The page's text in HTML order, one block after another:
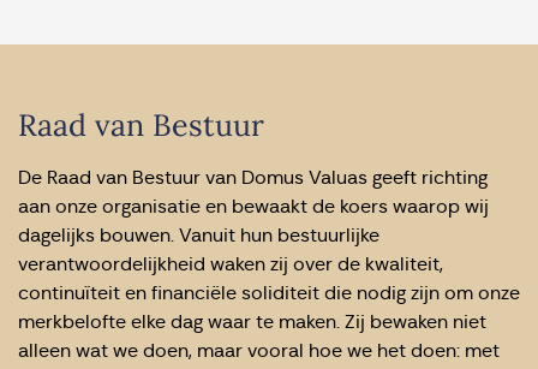
Raad van Bestuur
De Raad van Bestuur van Domus Valuas geeft richting
aan onze organisatie en bewaakt de koers waarop wij
dagelijks bouwen. Vanuit hun bestuurlijke
verantwoordelijkheid waken zij over de kwaliteit,
continuïteit en financiële soliditeit die nodig zijn om onze
merkbelofte elke dag waar te maken. Zij bewaken niet
alleen wat we doen, maar vooral hoe we het doen: met